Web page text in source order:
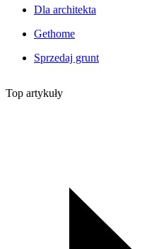
Dla architekta
Gethome
Sprzedaj grunt
Top artykuły